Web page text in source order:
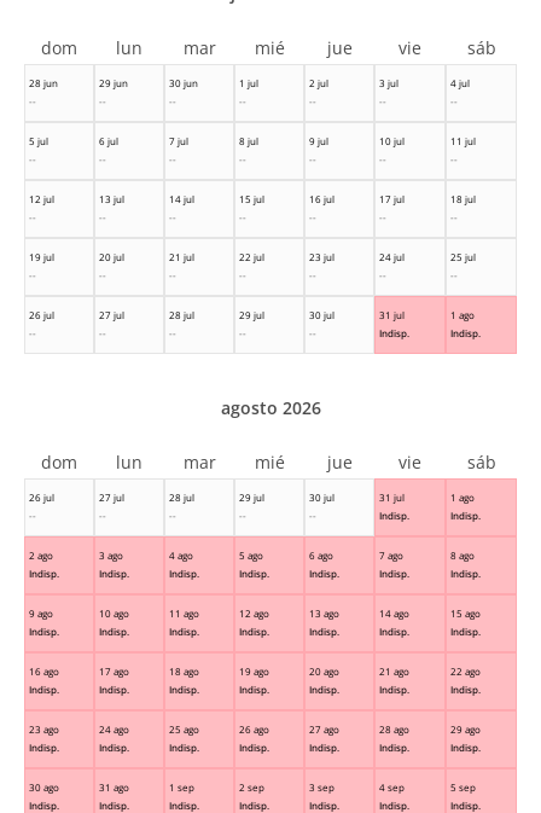
28 jun
--
29 jun
--
30 jun
--
1 jul
--
2 jul
--
3 jul
--
4 jul
--
5 jul
--
6 jul
--
7 jul
--
8 jul
--
9 jul
--
10 jul
--
11 jul
--
12 jul
--
13 jul
--
14 jul
--
15 jul
--
16 jul
--
17 jul
--
18 jul
--
19 jul
--
20 jul
--
21 jul
--
22 jul
--
23 jul
--
24 jul
--
25 jul
--
26 jul
--
27 jul
--
28 jul
--
29 jul
--
30 jul
--
31 jul
Indisp.
1 ago
Indisp.
dom lun mar mié jue vie sáb
26 jul
--
27 jul
--
28 jul
--
29 jul
--
30 jul
--
31 jul
Indisp.
1 ago
Indisp.
2 ago
Indisp.
3 ago
Indisp.
4 ago
Indisp.
5 ago
Indisp.
6 ago
Indisp.
7 ago
Indisp.
8 ago
Indisp.
9 ago
Indisp.
10 ago
Indisp.
11 ago
Indisp.
12 ago
Indisp.
13 ago
Indisp.
14 ago
Indisp.
15 ago
Indisp.
16 ago
Indisp.
17 ago
Indisp.
18 ago
Indisp.
19 ago
Indisp.
20 ago
Indisp.
21 ago
Indisp.
22 ago
Indisp.
23 ago
Indisp.
24 ago
Indisp.
25 ago
Indisp.
26 ago
Indisp.
27 ago
Indisp.
28 ago
Indisp.
29 ago
Indisp.
30 ago
Indisp.
31 ago
Indisp.
1 sep
Indisp.
2 sep
Indisp.
3 sep
Indisp.
4 sep
Indisp.
5 sep
Indisp.
agosto 2026
dom lun mar mié jue vie sáb